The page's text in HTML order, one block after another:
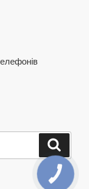
КНОПКА
ЗВ'ЯЗКУ